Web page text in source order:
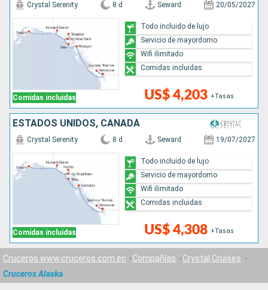
Comidas incluidas
Crystal Serenity 8 d Seward 20/05/2027
US$ 4,203 +Tasas
Todo incluido de lujo
Servicio de mayordomo
Wifi ilimitado
Comidas incluidas
ESTADOS UNIDOS, CANADÁ
Comidas incluidas
Crystal Serenity 8 d Seward 19/07/2027
US$ 4,308 +Tasas
Todo incluido de lujo
Servicio de mayordomo
Wifi ilimitado
Comidas incluidas
Cruceros www.cruceros.com.ec Compañías
Crystal Cruises
Cruceros Alaska